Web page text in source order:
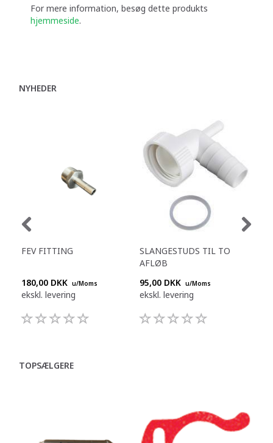
For mere information, besøg dette produkts
hjemmeside.
NYHEDER
FEV FITTING
180,00 DKK u/Moms
ekskl. levering
SLANGESTUDS TIL TO
AFLØB
95,00 DKK u/Moms
ekskl. levering
TOPSÆLGERE